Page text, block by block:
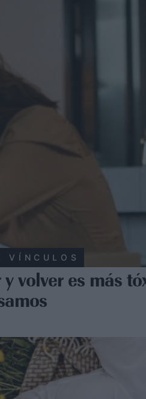
VÍNCULOS
volver es más